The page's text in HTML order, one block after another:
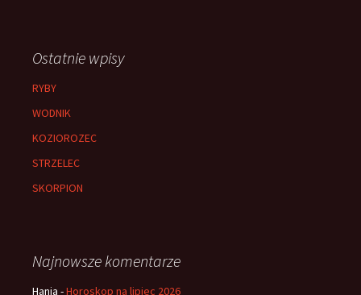
Ostatnie wpisy
RYBY
WODNIK
KOZIOROZEC
STRZELEC
SKORPION
Najnowsze komentarze
Hania -Horoskop na lipiec 2026